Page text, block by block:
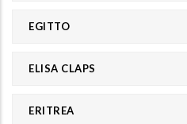
EGITTO
ELISA CLAPS
ERITREA